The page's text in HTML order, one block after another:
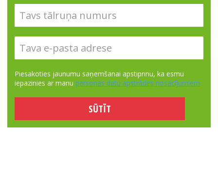
Piesakoties jaunumu saņemšanai apstiprinu, ka esmu
iepazinies ar manu personas datu apstrādes nosacījumiem